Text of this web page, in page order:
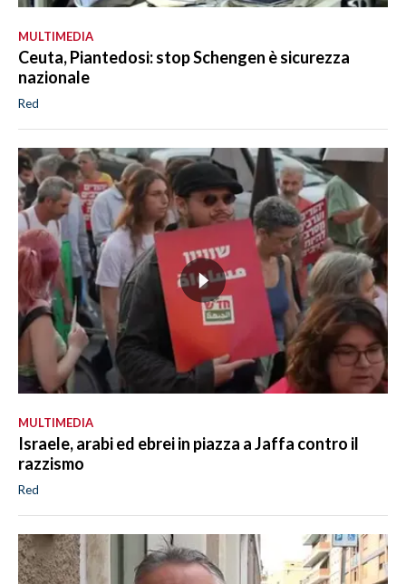
MULTIMEDIA
Ceuta, Piantedosi: stop Schengen è sicurezza
nazionale
Red
MULTIMEDIA
Israele, arabi ed ebrei in piazza a Jaffa contro il
razzismo
Red